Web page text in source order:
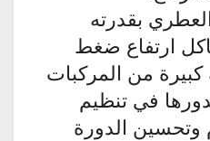
بقدرته
ارتفاع ضغط
من المركبات
في تنظيم
الدورة